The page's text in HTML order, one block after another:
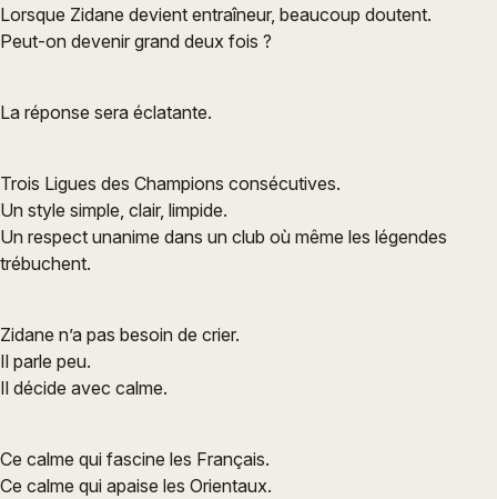
Lorsque Zidane devient entraîneur, beaucoup doutent.
Peut-on devenir grand deux fois ?
La réponse sera éclatante.
Trois Ligues des Champions consécutives.
Un style simple, clair, limpide.
Un respect unanime dans un club où même les légendes
trébuchent.
Zidane n’a pas besoin de crier.
Il parle peu.
Il décide avec calme.
Ce calme qui fascine les Français.
Ce calme qui apaise les Orientaux.